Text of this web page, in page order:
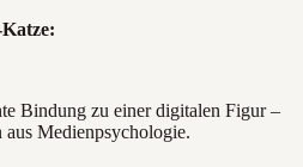
Bindung zu einer digitalen Figur –
Medienpsychologie.